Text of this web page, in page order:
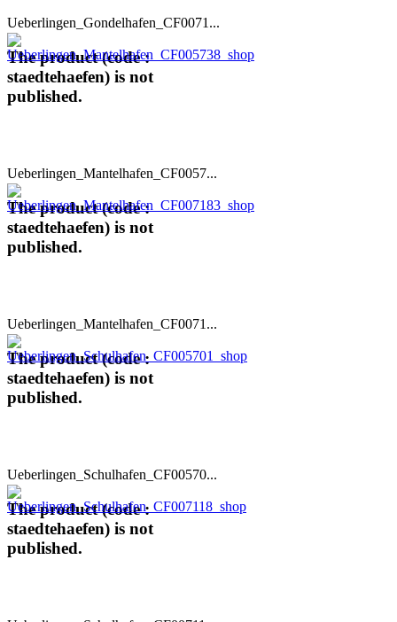
Ueberlingen_Gondelhafen_CF0071...
The product (code :
staedtehaefen) is not
published.
Ueberlingen_Mantelhafen_CF0057...
The product (code :
staedtehaefen) is not
published.
Ueberlingen_Mantelhafen_CF0071...
The product (code :
staedtehaefen) is not
published.
Ueberlingen_Schulhafen_CF00570...
The product (code :
staedtehaefen) is not
published.